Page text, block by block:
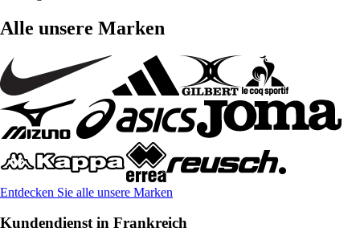
Alle unsere Marken
Entdecken Sie alle unsere Marken
Kundendienst in Frankreich